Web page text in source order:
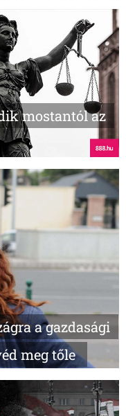
mostantól az
a gazdasági
meg tőle